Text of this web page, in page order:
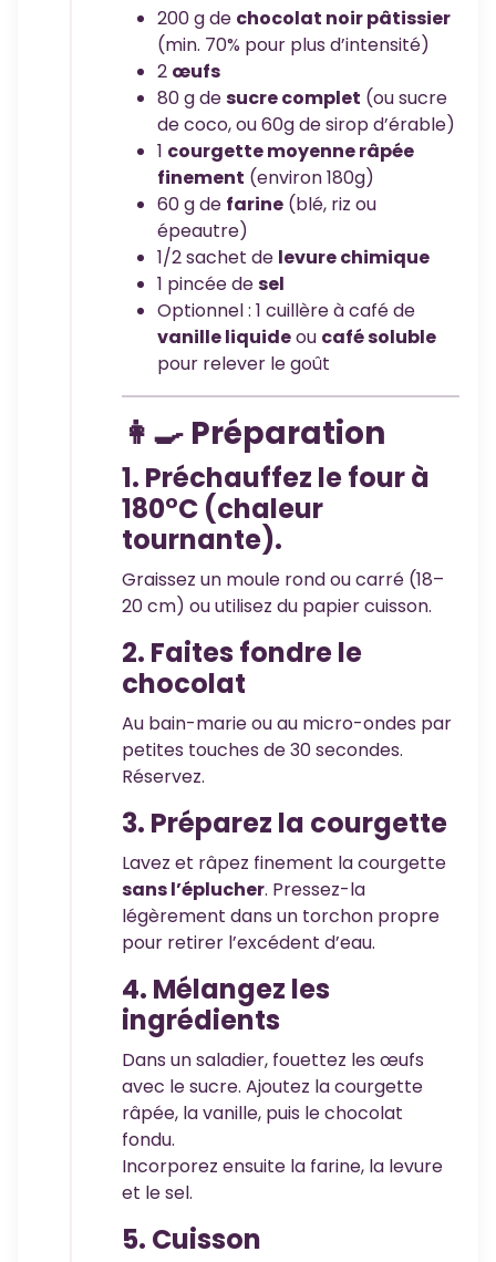
200 g de chocolat noir pâtissier
(min. 70% pour plus d’intensité)
2 œufs
80 g desucre complet (ou sucre
de coco, ou 60g de sirop d’érable)
1 courgette moyenne râpée
finement (environ 180g)
60 g de farine (blé, riz ou
épeautre)
1/2 sachet de levure chimique
1 pincée desel
Optionnel : 1 cuillère à café de
vanille liquideou café soluble
pour relever le goût
👩‍🍳 Préparation
1. Préchauffez le four à
180°C (chaleur
tournante).
Graissez un moule rond ou carré (18–
20 cm) ou utilisez du papier cuisson.
2. Faites fondre le
chocolat
Au bain-marie ou au micro-ondes par
petites touches de 30 secondes.
Réservez.
3. Préparez la courgette
Lavez et râpez finement la courgette
sans l’éplucher. Pressez-la
légèrement dans un torchon propre
pour retirer l’excédent d’eau.
4. Mélangez les
ingrédients
Dans un saladier, fouettez les œufs
avec le sucre. Ajoutez la courgette
râpée, la vanille, puis le chocolat
fondu.
Incorporez ensuite la farine, la levure
et le sel.
5. Cuisson